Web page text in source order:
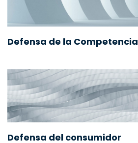
Defensa de la Competencia
Defensa del consumidor